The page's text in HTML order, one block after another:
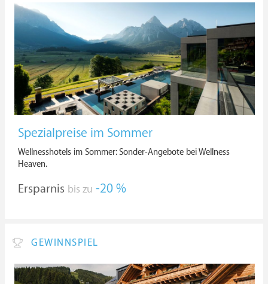
Spezialpreise im Sommer
Wellnesshotels im Sommer: Sonder-Angebote bei Wellness
Heaven.
Ersparnis bis zu -20 %
GEWINNSPIEL